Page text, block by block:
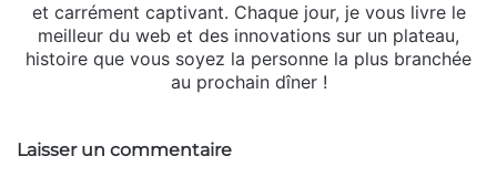
et carrément captivant. Chaque jour, je vous livre le
meilleur du web et des innovations sur un plateau,
histoire que vous soyez la personne la plus branchée
au prochain dîner !
Laisser un commentaire